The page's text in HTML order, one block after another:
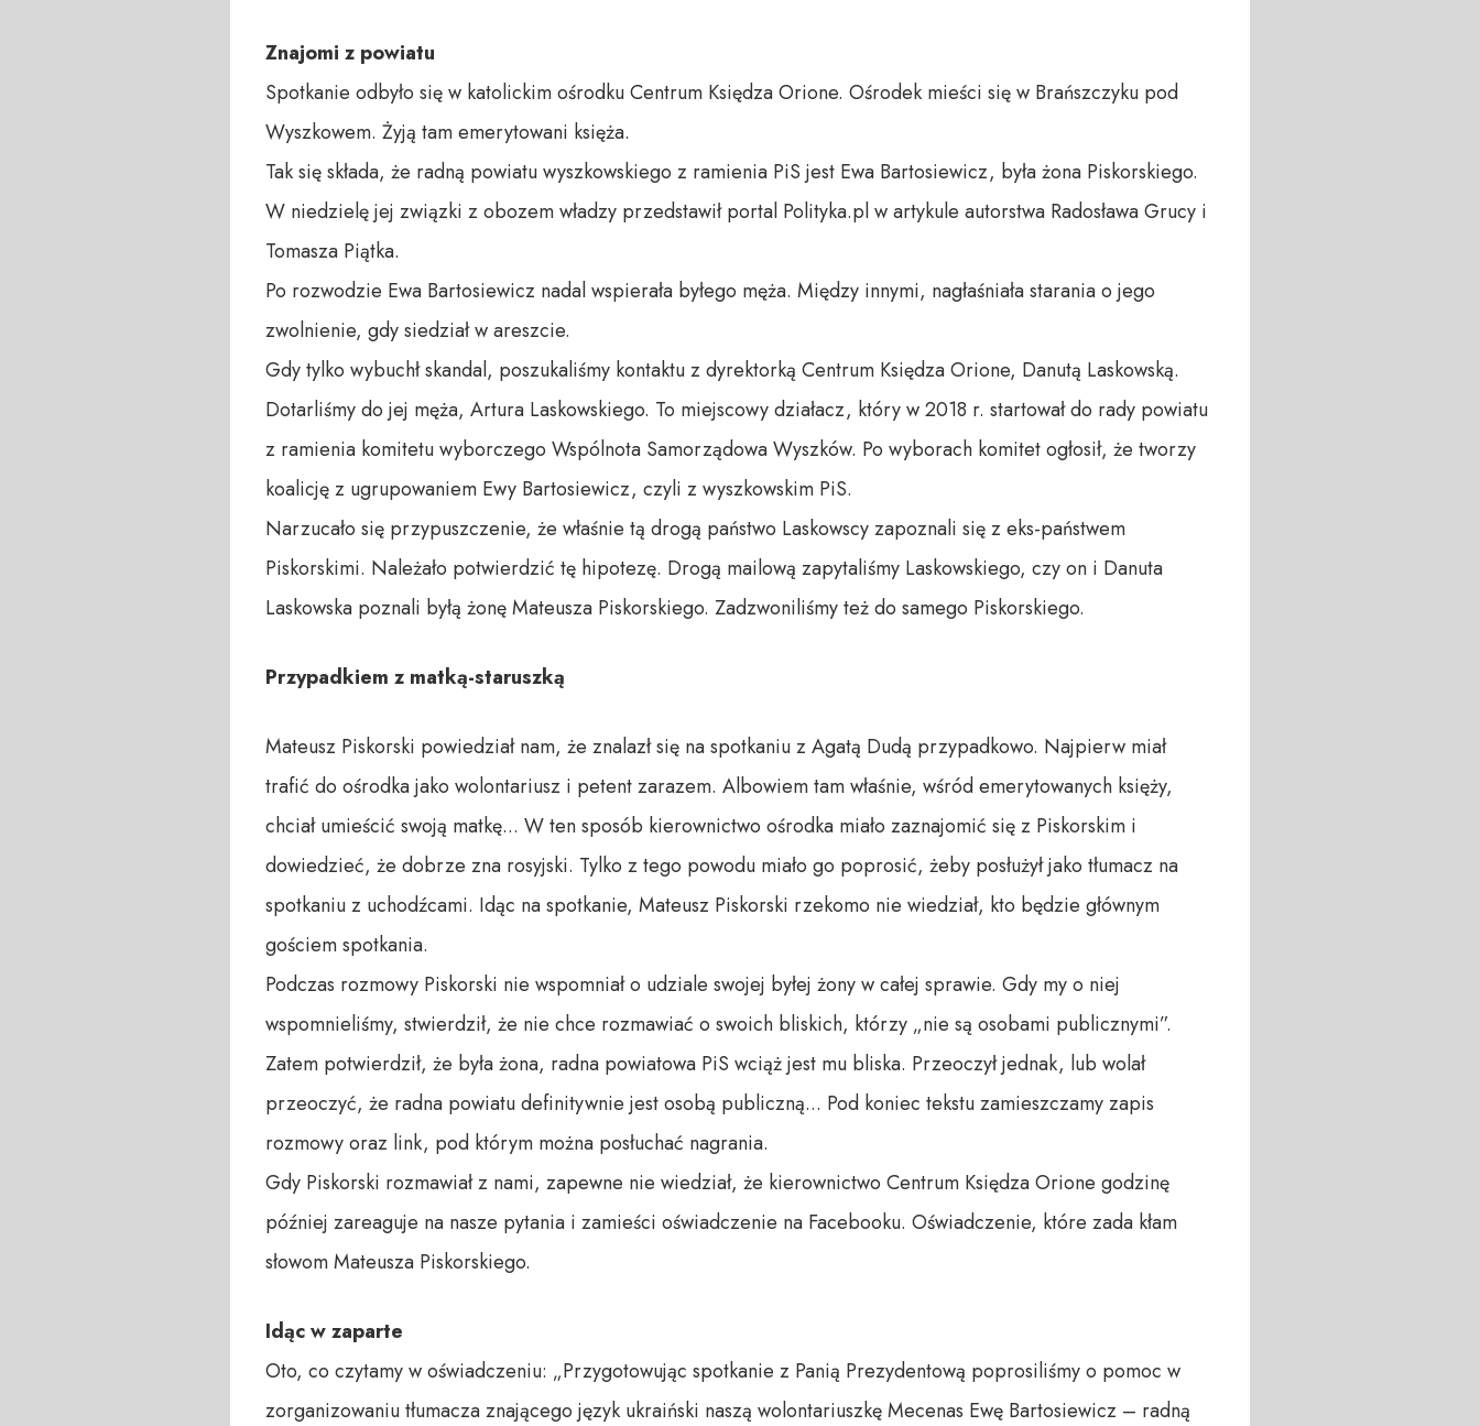
Znajomi z powiatu
Spotkanie odbyło się w katolickim ośrodku Centrum Księdza Orione. Ośrodek mieści się w Brańszczyku pod
Wyszkowem. Żyją tam emerytowani księża.
Tak się składa, że radną powiatu wyszkowskiego z ramienia PiS jest Ewa Bartosiewicz, była żona Piskorskiego.
W niedzielę jej związki z obozem władzy przedstawił portal Polityka.pl w artykule autorstwa Radosława Grucy i
Tomasza Piątka.
Po rozwodzie Ewa Bartosiewicz nadal wspierała byłego męża. Między innymi, nagłaśniała starania o jego
zwolnienie, gdy siedział w areszcie.
Gdy tylko wybuchł skandal, poszukaliśmy kontaktu z dyrektorką Centrum Księdza Orione, Danutą Laskowską.
Dotarliśmy do jej męża, Artura Laskowskiego. To miejscowy działacz, który w 2018 r. startował do rady powiatu
z ramienia komitetu wyborczego Wspólnota Samorządowa Wyszków. Po wyborach komitet ogłosił, że tworzy
koalicję z ugrupowaniem Ewy Bartosiewicz, czyli z wyszkowskim PiS.
Narzucało się przypuszczenie, że właśnie tą drogą państwo Laskowscy zapoznali się z eks-państwem
Piskorskimi. Należało potwierdzić tę hipotezę. Drogą mailową zapytaliśmy Laskowskiego, czy on i Danuta
Laskowska poznali byłą żonę Mateusza Piskorskiego. Zadzwoniliśmy też do samego Piskorskiego.
Przypadkiem z matką-staruszką
Mateusz Piskorski powiedział nam, że znalazł się na spotkaniu z Agatą Dudą przypadkowo. Najpierw miał
trafić do ośrodka jako wolontariusz i petent zarazem. Albowiem tam właśnie, wśród emerytowanych księży,
chciał umieścić swoją matkę... W ten sposób kierownictwo ośrodka miało zaznajomić się z Piskorskim i
dowiedzieć, że dobrze zna rosyjski. Tylko z tego powodu miało go poprosić, żeby posłużył jako tłumacz na
spotkaniu z uchodźcami. Idąc na spotkanie, Mateusz Piskorski rzekomo nie wiedział, kto będzie głównym
gościem spotkania.
Podczas rozmowy Piskorski nie wspomniał o udziale swojej byłej żony w całej sprawie. Gdy my o niej
wspomnieliśmy, stwierdził, że nie chce rozmawiać o swoich bliskich, którzy „nie są osobami publicznymi”.
Zatem potwierdził, że była żona, radna powiatowa PiS wciąż jest mu bliska. Przeoczył jednak, lub wolał
przeoczyć, że radna powiatu definitywnie jest osobą publiczną... Pod koniec tekstu zamieszczamy zapis
rozmowy oraz link, pod którym można posłuchać nagrania.
Gdy Piskorski rozmawiał z nami, zapewne nie wiedział, że kierownictwo Centrum Księdza Orione godzinę
później zareaguje na nasze pytania i zamieści oświadczenie na Facebooku. Oświadczenie, które zada kłam
słowom Mateusza Piskorskiego.
Idąc w zaparte
Oto, co czytamy w oświadczeniu: „Przygotowując spotkanie z Panią Prezydentową poprosiliśmy o pomoc w
zorganizowaniu tłumacza znającego język ukraiński naszą wolontariuszkę Mecenas Ewę Bartosiewicz – radną